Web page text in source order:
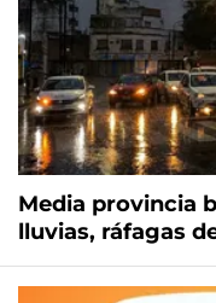
Media provincia
lluvias, ráfagas